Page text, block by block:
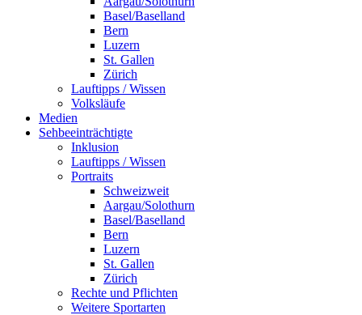
Basel/Baselland
Bern
Luzern
St. Gallen
Zürich
Lauftipps / Wissen
Volksläufe
Medien
Sehbeeinträchtigte
Inklusion
Lauftipps / Wissen
Portraits
Schweizweit
Aargau/Solothurn
Basel/Baselland
Bern
Luzern
St. Gallen
Zürich
Rechte und Pflichten
Weitere Sportarten